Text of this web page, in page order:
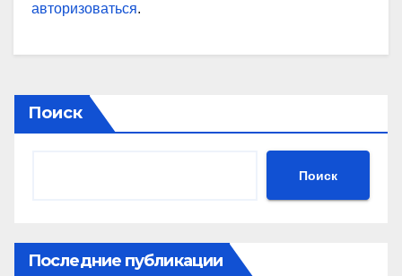
авторизоваться.
Поиск
Поиск
Последние публикации